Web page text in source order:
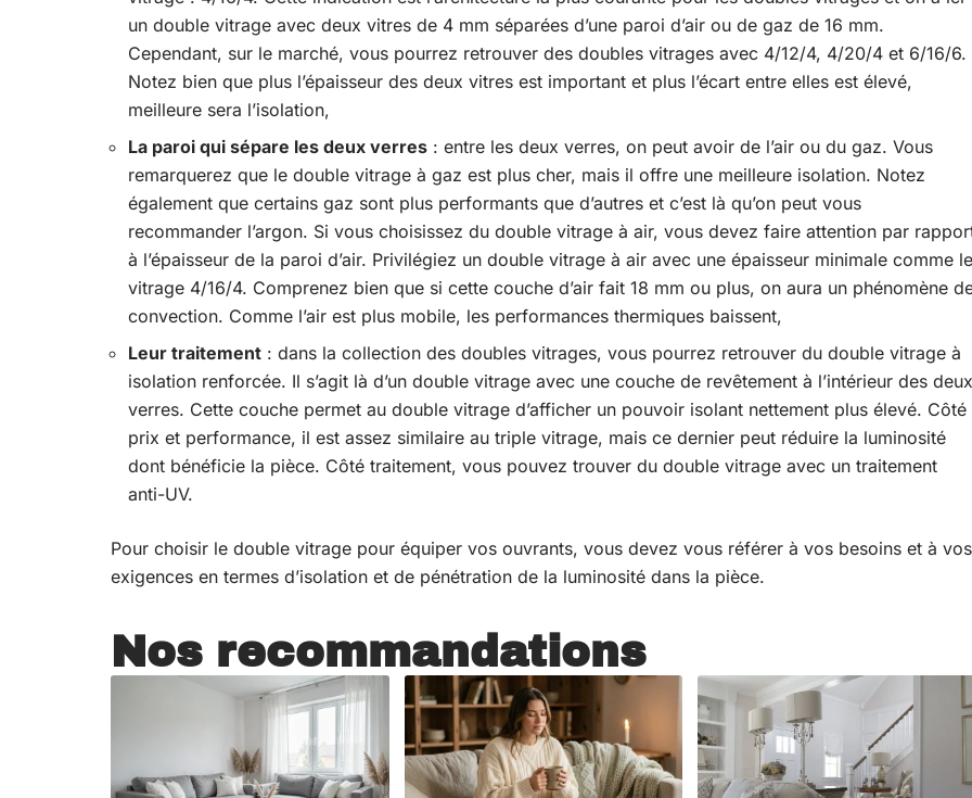
un double vitrage avec deux vitres de 4 mm séparées d’une paroi d’air ou de gaz de 16 mm.
Cependant, sur le marché, vous pourrez retrouver des doubles vitrages avec 4/12/4, 4/20/4 et 6/16/6.
Notez bien que plus l’épaisseur des deux vitres est important et plus l’écart entre elles est élevé,
meilleure sera l’isolation,
La paroi qui sépare les deux verres : entre les deux verres, on peut avoir de l’air ou du gaz. Vous
remarquerez que le double vitrage à gaz est plus cher, mais il offre une meilleure isolation. Notez
également que certains gaz sont plus performants que d’autres et c’est là qu’on peut vous
recommander l’argon. Si vous choisissez du double vitrage à air, vous devez faire attention par
à l’épaisseur de la paroi d’air. Privilégiez un double vitrage à air avec une épaisseur minimale comme le
vitrage 4/16/4. Comprenez bien que si cette couche d’air fait 18 mm ou plus, on aura un phénomène
convection. Comme l’air est plus mobile, les performances thermiques baissent,
Leur traitement : dans la collection des doubles vitrages, vous pourrez retrouver du double vitrage à
isolation renforcée. Il s’agit là d’un double vitrage avec une couche de revêtement à l’intérieur des deux
verres. Cette couche permet au double vitrage d’afficher un pouvoir isolant nettement plus élevé. Côté
prix et performance, il est assez similaire au triple vitrage, mais ce dernier peut réduire la luminosité
dont bénéficie la pièce. Côté traitement, vous pouvez trouver du double vitrage avec un traitement
anti-UV.
Pour choisir le double vitrage pour équiper vos ouvrants, vous devez vous référer à vos besoins et à vos
exigences en termes d’isolation et de pénétration de la luminosité dans la pièce.
Nos recommandations